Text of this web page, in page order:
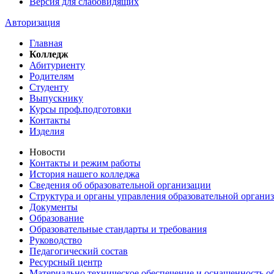
Авторизация
Главная
Колледж
Абитуриенту
Родителям
Студенту
Выпускнику
Курсы проф.подготовки
Контакты
Изделия
Новости
Контакты и режим работы
История нашего колледжа
Сведения об образовательной организации
Структура и органы управления образовательной
Документы
Образование
Образовательные стандарты и требования
Руководство
Педагогический состав
Ресурсный центр